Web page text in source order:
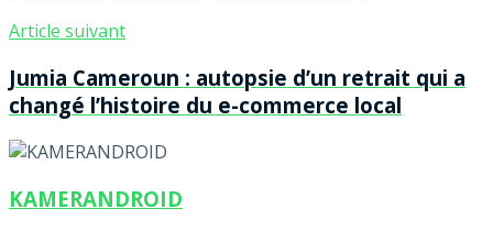
Article suivant
Jumia Cameroun : autopsie d’un retrait qui a
changé l’histoire du e-commerce local
KAMERANDROID